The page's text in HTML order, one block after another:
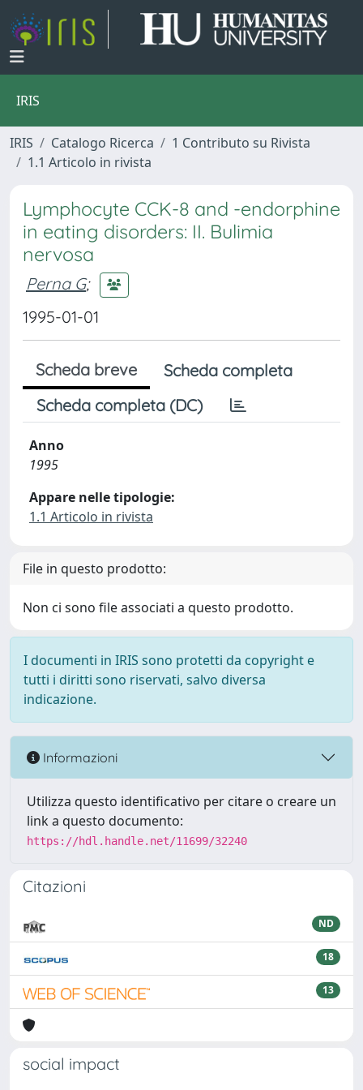
IRIS
IRIS Catalogo Ricerca
1 Contributo su Rivista
1.1 Articolo in rivista
Lymphocyte CCK-8 and -endorphine
in eating disorders: II. Bulimia
nervosa
Perna G;
1995-01-01
Scheda breve
Scheda completa
Scheda completa (DC)
Anno
1995
Appare nelle tipologie:
1.1 Articolo in rivista
File in questo prodotto:
Non ci sono file associati a questo prodotto.
I documenti in IRIS sono protetti da copyright e
tutti i diritti sono riservati, salvo diversa
indicazione.
Informazioni
Utilizza questo identificativo per citare o creare un
link a questo documento:
https://hdl.handle.net/11699/32240
Citazioni
ND
18
13
social impact